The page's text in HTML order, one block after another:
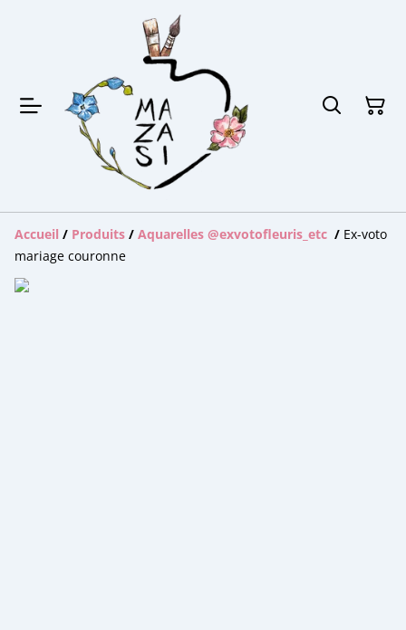
Accueil / Produits / Aquarelles @exvotofleuris_etc / Ex-voto
mariage couronne